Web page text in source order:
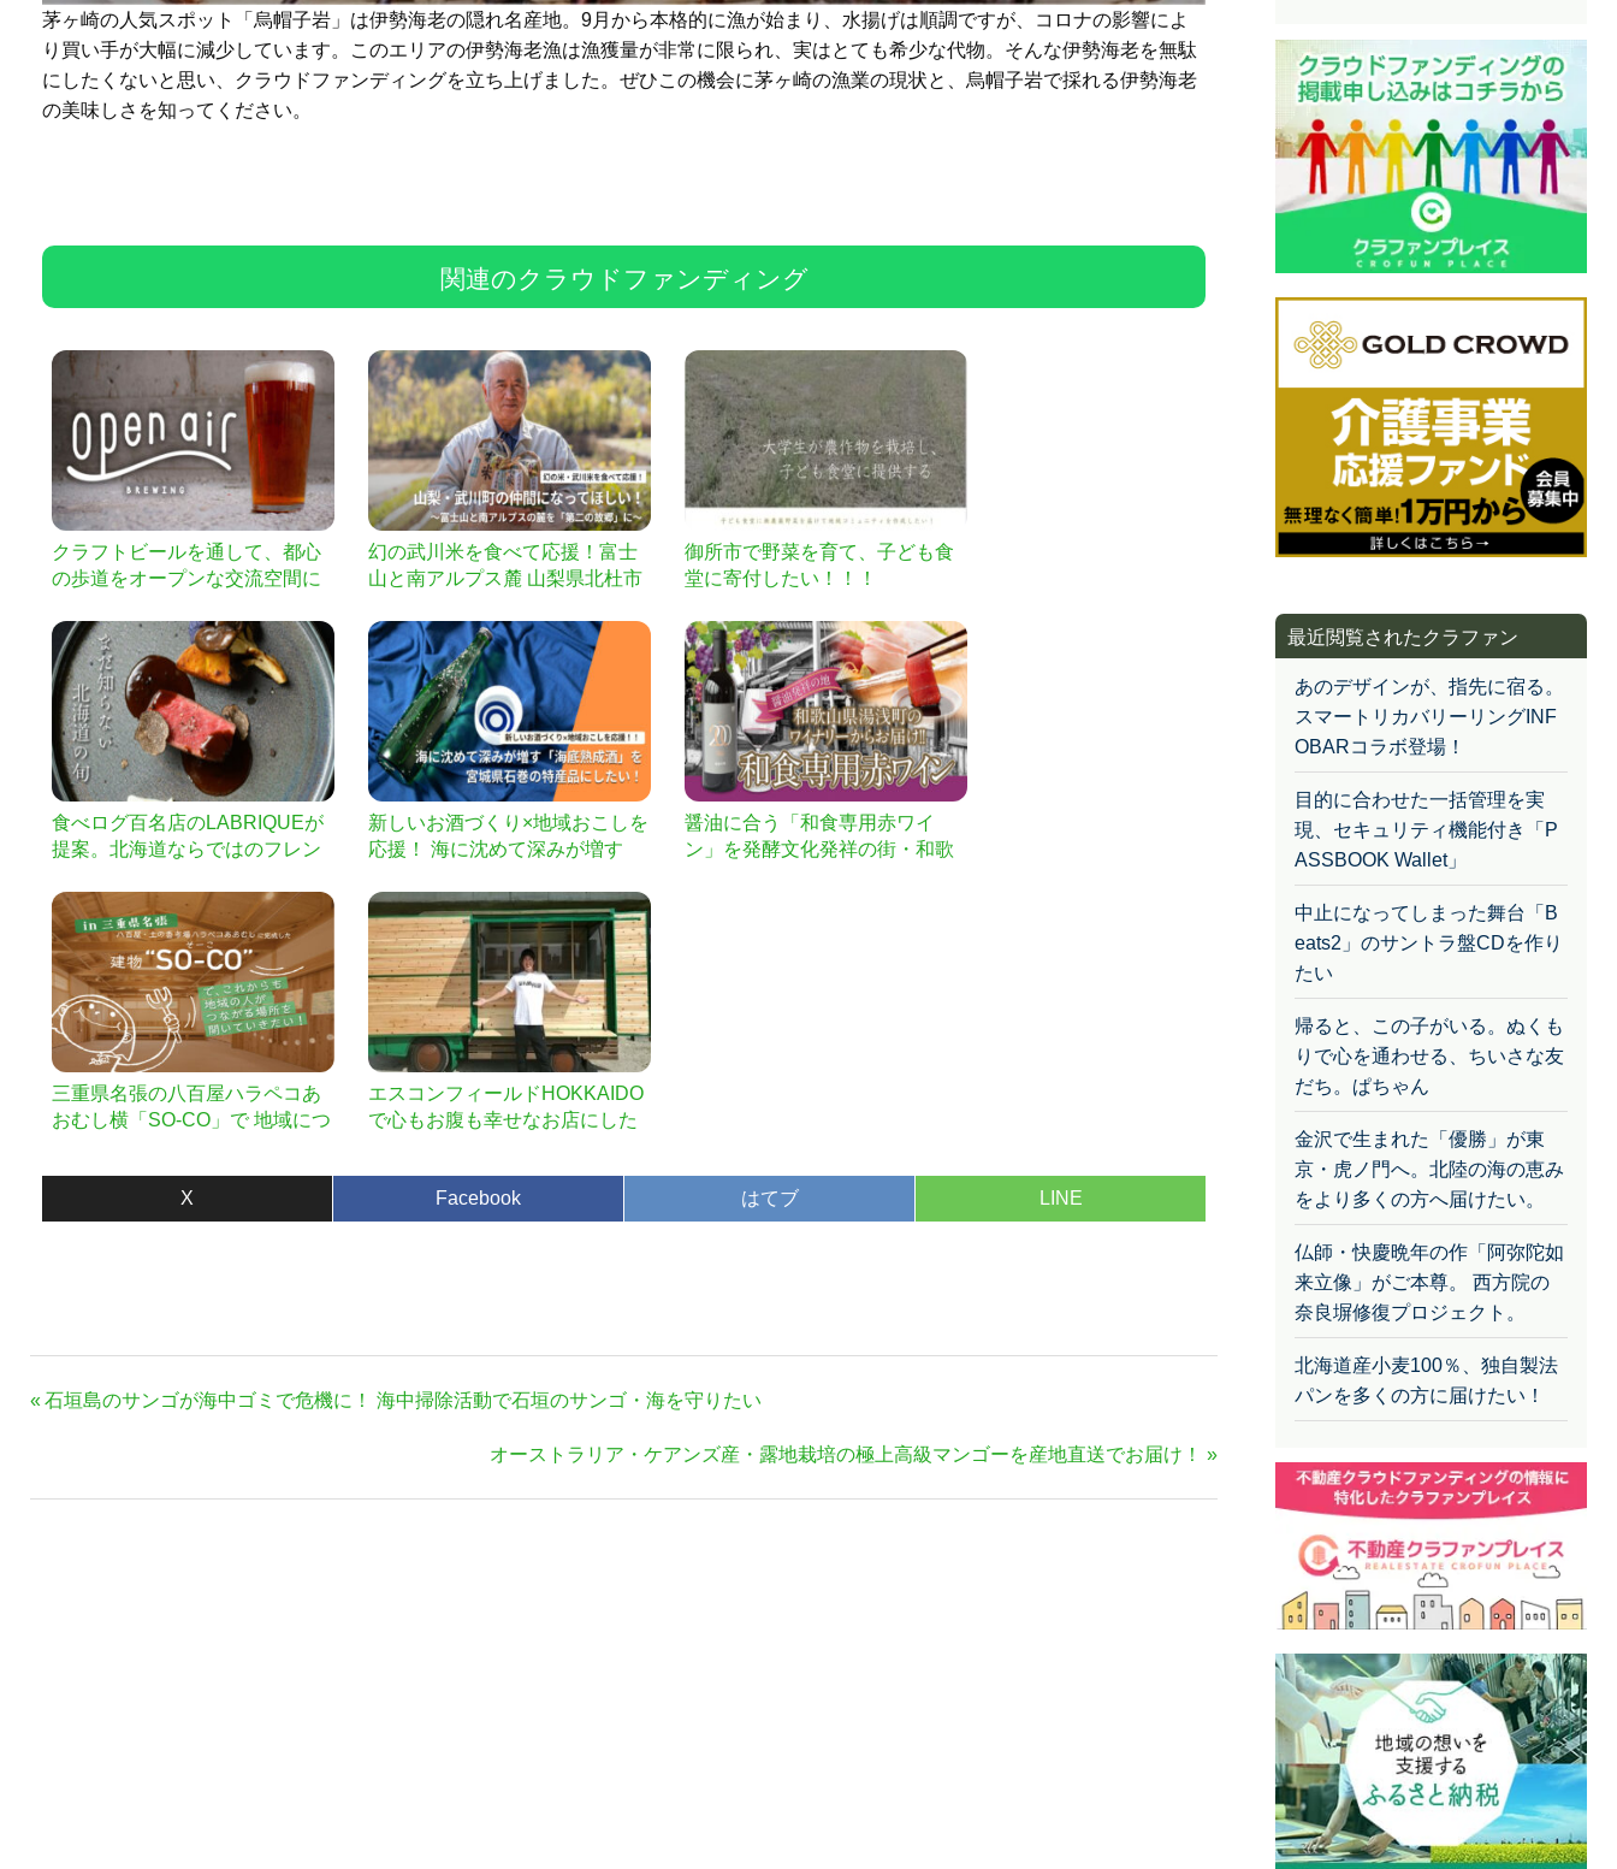
茅ヶ崎の人気スポット「烏帽子岩」は伊勢海老の隠れ名産地。9月から本格的に漁が始まり、水揚げは順調ですが、コロナの影響によ
り買い手が大幅に減少しています。このエリアの伊勢海老漁は漁獲量が非常に限られ、実はとても希少な代物。そんな伊勢海老を無駄
にしたくないと思い、クラウドファンディングを立ち上げました。ぜひこの機会に茅ヶ崎の漁業の現状と、烏帽子岩で採れる伊勢海老
の美味しさを知ってください。
関連のクラウドファンディング
クラフトビールを通して、都心
の歩道をオープンな交流空間に
幻の武川米を食べて応援！富士
山と南アルプス麓 山梨県北杜市
御所市で野菜を育て、子ども食
堂に寄付したい！！！
食べログ百名店のLABRIQUEが
提案。北海道ならではのフレン
新しいお酒づくり×地域おこしを
応援！ 海に沈めて深みが増す
特産品にしたい！
醤油に合う「和食専用赤ワイ
ン」を発酵文化発祥の街・和歌
三重県名張の八百屋ハラペコあ
おむし横「SO-CO」で 地域につ
エスコンフィールドHOKKAIDO
で心もお腹も幸せなお店にした
X Facebook はてブ LINE
投
ビ
前
石垣島のサンゴが海中ゴミで危機に！ 海中掃除活動で石垣のサンゴ・海を守りたい
次
オーストラリア・ケアンズ産・露地栽培の極上高級マンゴーを産地直送でお届け！
最近閲覧されたクラファン
あのデザインが、指先に宿る。
スマートリカバリーリングINF
OBARコラボ登場！
目的に合わせた一括管理を実
現、セキュリティ機能付き「P
ASSBOOK Wallet」
中止になってしまった舞台「B
eats2」のサントラ盤CDを作り
たい
帰ると、この子がいる。ぬくも
りで心を通わせる、ちいさな友
だち。ぱちゃん
金沢で生まれた「優勝」が東
京・虎ノ門へ。北陸の海の恵み
をより多くの方へ届けたい。
仏師・快慶晩年の作「阿弥陀如
来立像」がご本尊。 西方院の
奈良塀修復プロジェクト。
北海道産小麦100％、独自製法
パンを多くの方に届けたい！